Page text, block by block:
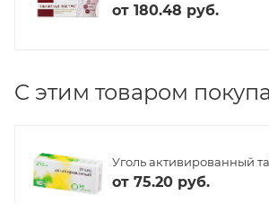
от 180.48 руб.
C этим товаром
Уголь активированный
от 75.20 руб.